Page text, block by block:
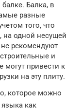
Балка, в
разные
того, что
на одной несущей
рекомендуют
и
могут привести к
на эту плиту.
которое можно
как